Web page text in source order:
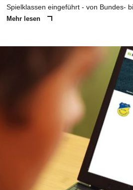
Spielklassen eingeführt - von Bundes-
Mehr lesen